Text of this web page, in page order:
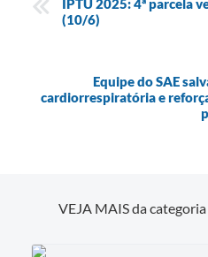
IPTU 2025: 4ª parcela
(10/6)
Equipe do SAE
cardiorrespiratória e
VEJA MAIS da categoria